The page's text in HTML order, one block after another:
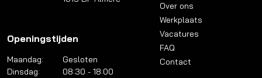
Openingstijden
Maandag:
Gesloten
Dinsdag:
08:30 - 18:00
Over ons
Werkplaats
Vacatures
FAQ
Contact